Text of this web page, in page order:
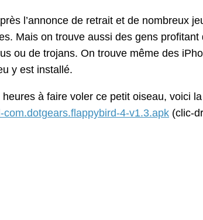
l’annonce de retrait et de nombreux
Mais on trouve aussi des gens profitant
ou de trojans. On trouve même des
y est installé.
à faire voler ce petit oiseau, voici
com.dotgears.flappybird-4-v1.3.apk (clic-